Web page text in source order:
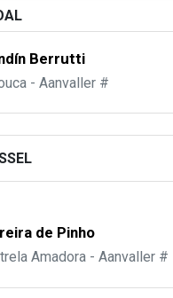
Berrutti
- Aanvaller #
de Pinho
Amadora - Aanvaller #